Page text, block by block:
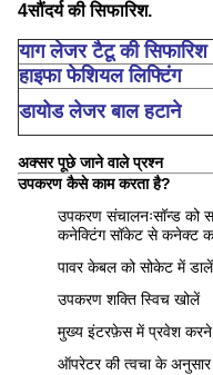
4सौंदर्य की सिफारिश.
याग लेजर टैटू की सिफारिश
हाइफा फेशियल लिफ्टिंग
डायोड लेजर बाल हटाने
अक्सर पूछे जाने वाले प्रश्न
उपकरण कैसे काम करता है?
उपकरण संचालनःसॉन्ड को
कनेक्टिंग सॉकेट से कनेक्ट
पावर केबल को सोकेट में
उपकरण शक्ति स्विच खोलें
मुख्य इंटरफ़ेस में प्रवेश करने
ऑपरेटर की त्वचा के